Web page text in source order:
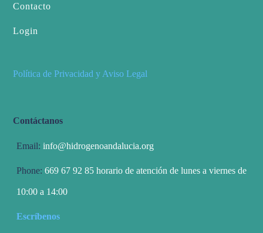
Contacto
Login
Política de Privacidad y Aviso Legal
Contáctanos
Email: info@hidrogenoandalucia.org
Phone:669 67 92 85 horario de atención de lunes a viernes de
10:00 a 14:00
Escríbenos